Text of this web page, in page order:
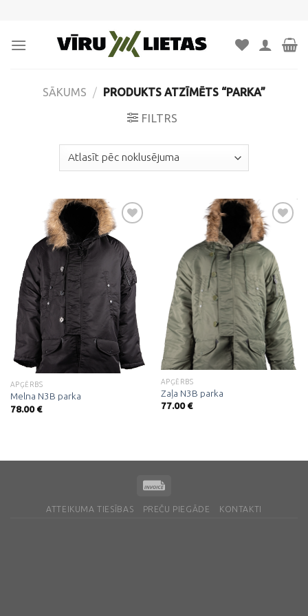
content
SĀKUMS / PRODUKTS ATZĪMĒTS “PARKA”
FILTRS
Pievienot
vēlmju
sarakstam
APĢĒRBS
Melna N3B parka
78.00€
Pievienot
vēlmju
sarakstam
APĢĒRBS
Zaļa N3B parka
77.00€
ATTEIKUMA TIESĪBAS PREČU PIEGĀDE KONTAKTI